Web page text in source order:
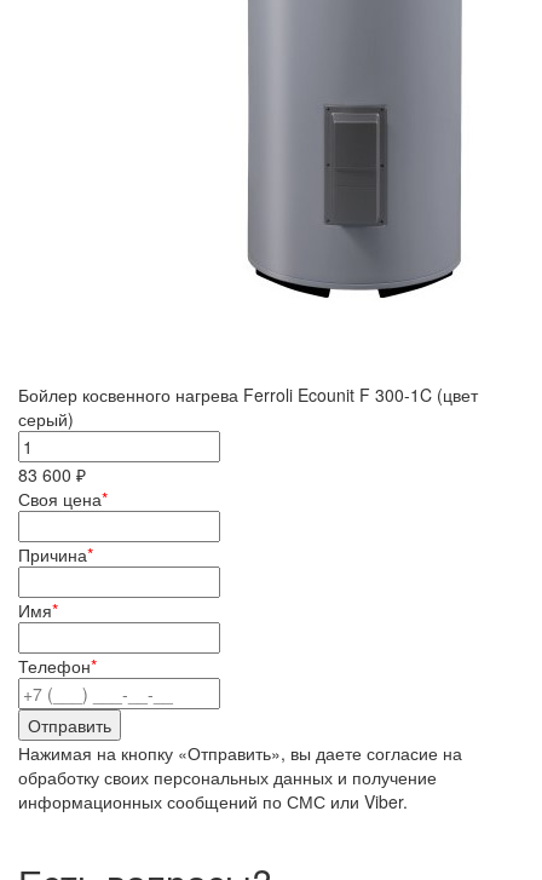
Бойлер косвенного нагрева Ferroli Ecounit F 300-1C (цвет
серый)
83 600 ₽
Своя цена*
Причина*
Имя*
Телефон*
Нажимая на кнопку «Отправить», вы даете согласие на
обработку своих персональных данных и получение
информационных сообщений по СМС или Viber.